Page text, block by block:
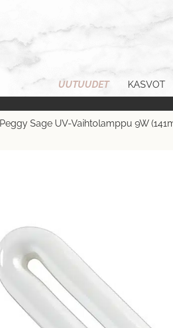
UUTUUDET KASVOT
Peggy Sage UV-Vaihtolamppu 9W